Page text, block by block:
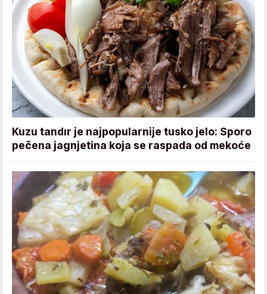
Kuzu tandır je najpopularnije tusko jelo: Sporo
pečena jagnjetina koja se raspada od mekoće